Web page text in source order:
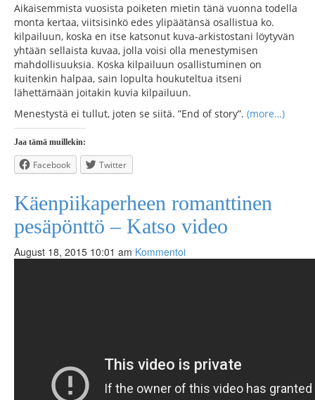
Aikaisemmista vuosista poiketen mietin tänä vuonna todella
monta kertaa, viitsisinkö edes ylipäätänsä osallistua ko.
kilpailuun, koska en itse katsonut kuva-arkistostani löytyvän
yhtään sellaista kuvaa, jolla voisi olla menestymisen
mahdollisuuksia. Koska kilpailuun osallistuminen on
kuitenkin halpaa, sain lopulta houkuteltua itseni
lähettämään joitakin kuvia kilpailuun.
Menestystä ei tullut, joten se siitä. ”End of story”. (more…)
Jaa tämä muillekin:
Facebook Twitter
Käenpiikaperheen romanttinen
pesäpönttö – Katso video
August 18, 2015 10:01 am Kommentoi